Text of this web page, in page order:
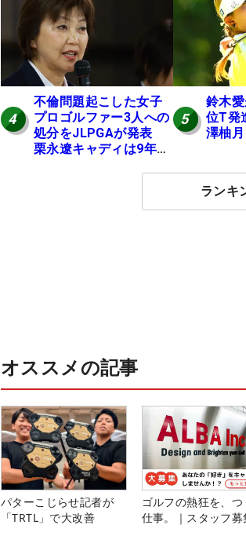
4
不倫問題起こした女子
プロゴルファー3人への
処分をJLPGAが発表
栗永遼キャディは9年間
5
鈴木
位T発
澤柚
ランキ
オススメの記事
パターこじらせ記者が
「TRTL」で大改善
ゴルフの熱狂を、つ
仕事。｜スタッフ募